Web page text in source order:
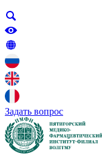
Задать вопрос